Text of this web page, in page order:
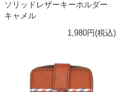
ソリッドレザーキーホルダー
キャメル
1,980円(税込)